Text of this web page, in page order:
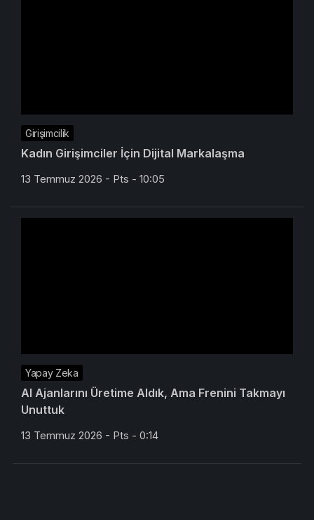
Girişimcilik
Kadın Girişimciler İçin Dijital Markalaşma
13 Temmuz 2026 - Pts - 10:05
Yapay Zeka
AI Ajanlarını Üretime Aldık, Ama Frenini Takmayı
Unuttuk
13 Temmuz 2026 - Pts - 0:14